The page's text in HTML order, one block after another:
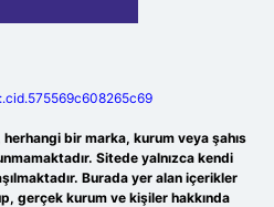
bir marka, kurum veya şahıs
Sitede yalnızca kendi
Burada yer alan içerikler
gerçek kurum ve kişiler hakkında